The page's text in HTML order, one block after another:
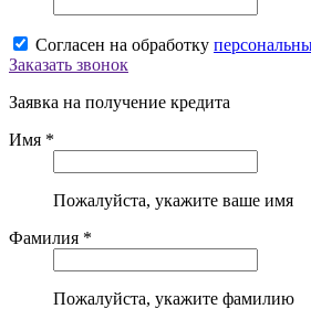
Согласен на обработку
Заказать звонок
Заявка на получение кредита
Имя *
Пожалуйста, укажите ваше имя
Фамилия *
Пожалуйста, укажите фамилию